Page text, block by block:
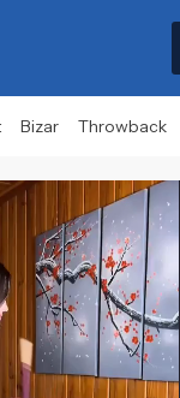
Bizar Throwback